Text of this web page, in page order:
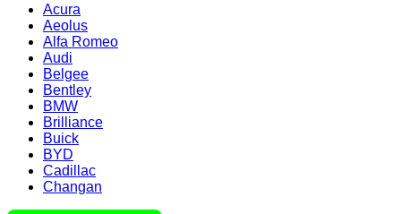
Acura
Aeolus
Alfa Romeo
Audi
Belgee
Bentley
BMW
Brilliance
Buick
BYD
Cadillac
Changan